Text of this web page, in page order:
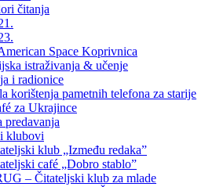
čitanja
Space Koprivnica
istraživanja & učenje
i radionice
korištenja pametnih telefona za starije
za Ukrajince
predavanja
klubovi
klub „Između redaka”
café „Dobro stablo”
– Čitateljski klub za mlade